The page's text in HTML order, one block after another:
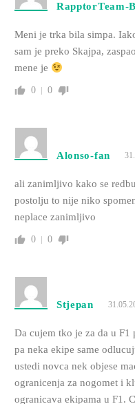
RapptorTeam-
Meni je trka bila simpa.
sam je preko Skajpa,
mene je
0 0
Alonso-fan
ali zanimljivo kako se
postolju to nije niko
neplace zanimljivo
0 0
Stjepan
Da cujem tko je za da u
pa neka ekipe same
ustedi novca nek objese
ogranicenja za nogomet i
ogranicava ekipama u F1.